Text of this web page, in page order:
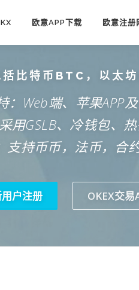
欧意APP下载 欧意注册
比特币BTC，以太
：Web端、苹果APP
用GSLB、冷钱包、
支持币币，法币，合
户注册 OKEX交易